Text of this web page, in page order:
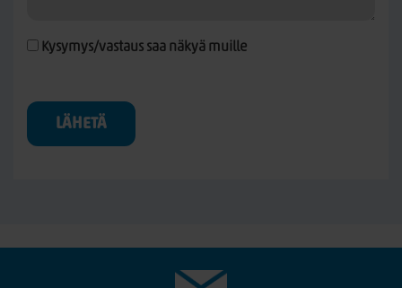
Kysymys/vastaus saa näkyä muille
LÄHETÄ